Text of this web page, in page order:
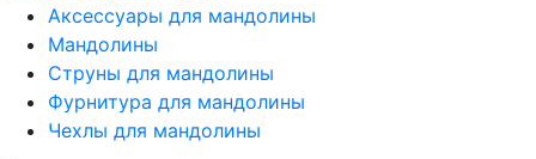
Аксессуары для мандолины
Мандолины
Струны для мандолины
Фурнитура для мандолины
Чехлы для мандолины